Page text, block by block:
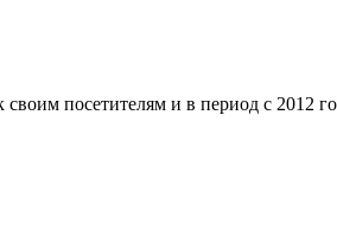
посетителям и в период с 2012